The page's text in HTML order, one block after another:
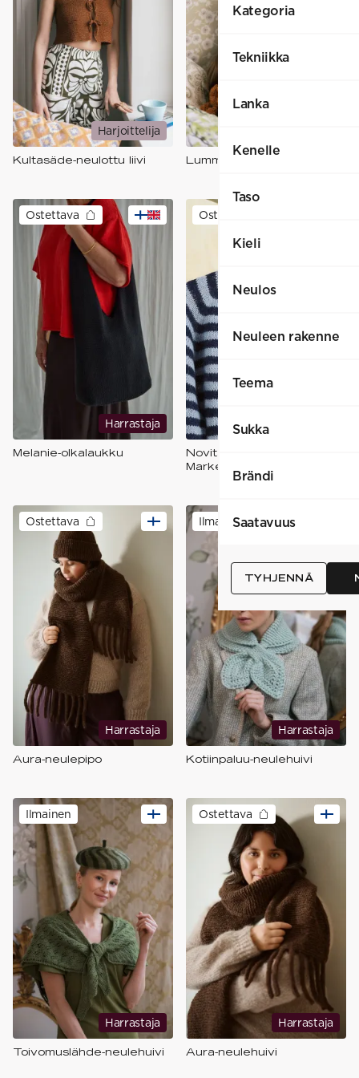
Kategoria
Tekniikka
Lanka
Kenelle
Taso
Kieli
Neulos
Neuleen rakenne
Teema
Sukka
Brändi
Saatavuus
TYHJENNÄ
Harjoittelija
Kultasäde-neulottu liivi Lumme-neulehuivi
Harrastaja
Ostettava
Melanie-olkalaukku
Ostettava
Novita Helene & Edith:
Market Scarf
Harrastaja
Ostettava
Aura-neulepipo
Harrastaja
Ilmainen
Kotiinpaluu-neulehuivi
Harrastaja
Ilmainen
Toivomuslähde-neulehuivi
Harrastaja
Ostettava
Aura-neulehuivi